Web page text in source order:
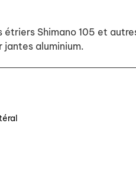
Shimano 105 et
jantes aluminium.